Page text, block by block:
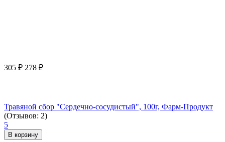
305 ₽ 278 ₽
Травяной сбор "Сердечно-сосудистый", 100г, Фарм-Продукт
(Отзывов: 2)
5
В корзину